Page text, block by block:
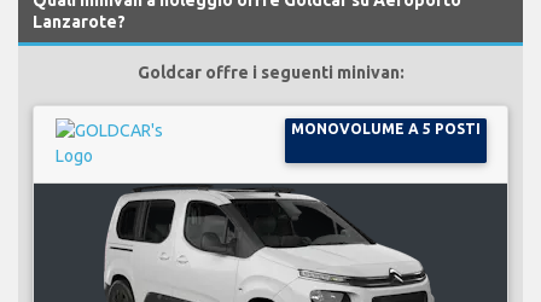
Lanzarote?
Goldcar offre i seguenti minivan:
MONOVOLUME A 5 POSTI